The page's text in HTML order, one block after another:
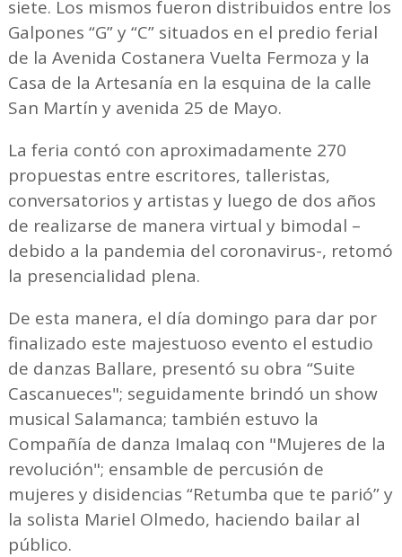
siete. Los mismos fueron distribuidos entre los
Galpones “G” y “C” situados en el predio ferial
de la Avenida Costanera Vuelta Fermoza y la
Casa de la Artesanía en la esquina de la calle
San Martín y avenida 25 de Mayo.
La feria contó con aproximadamente 270
propuestas entre escritores, talleristas,
conversatorios y artistas y luego de dos años
de realizarse de manera virtual y bimodal –
debido a la pandemia del coronavirus-, retomó
la presencialidad plena.
De esta manera, el día domingo para dar por
finalizado este majestuoso evento el estudio
de danzas Ballare, presentó su obra “Suite
Cascanueces"; seguidamente brindó un show
musical Salamanca; también estuvo la
Compañía de danza Imalaq con "Mujeres de la
revolución"; ensamble de percusión de
mujeres y disidencias “Retumba que te parió” y
la solista Mariel Olmedo, haciendo bailar al
público.